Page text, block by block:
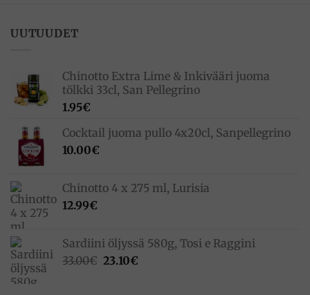
UUTUUDET
Chinotto Extra Lime & Inkivääri juoma
tölkki 33cl, San Pellegrino
1.95€
Cocktail juoma pullo 4x20cl, Sanpellegrino
10.00€
Chinotto 4 x 275 ml, Lurisia
12.99€
Sardiini öljyssä 580g, Tosi e Raggini
33.00€ Alkuperäinen
23.10€Nykyinen